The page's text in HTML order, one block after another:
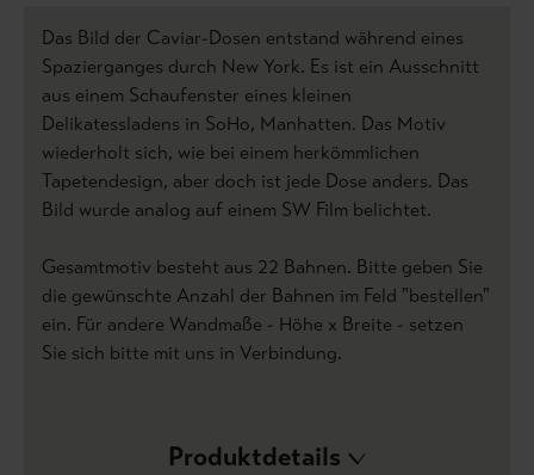
Das Bild der Caviar-Dosen entstand während eines
Spazierganges durch New York. Es ist ein Ausschnitt
aus einem Schaufenster eines kleinen
Delikatessladens in SoHo, Manhatten. Das Motiv
wiederholt sich, wie bei einem herkömmlichen
Tapetendesign, aber doch ist jede Dose anders. Das
Bild wurde analog auf einem SW Film belichtet.
Gesamtmotiv besteht aus 22 Bahnen. Bitte geben Sie
die gewünschte Anzahl der Bahnen im Feld "bestellen"
ein. Für andere Wandmaße - Höhe x Breite - setzen
Sie sich bitte mit uns in Verbindung.
Produktdetails